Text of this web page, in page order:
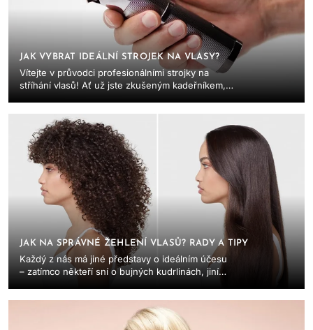
JAK VYBRAT IDEÁLNÍ STROJEK NA VLASY?
Vítejte v průvodci profesionálními strojky na
stříhání vlasů! Ať už jste zkušeným kadeřníkem,
JAK NA SPRÁVNÉ ŽEHLENÍ VLASŮ? RADY A TIPY
Každý z nás má jiné představy o ideálním účesu
– zatímco někteří sní o bujných kudrlinách, jiní